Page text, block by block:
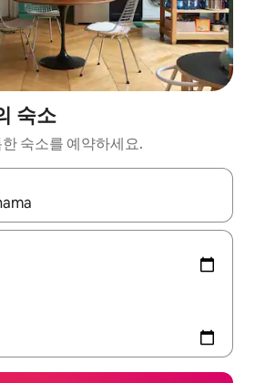
숙소
숙소를 예약하세요.
화살표 키를 사용하거나 터치 또는 스와이